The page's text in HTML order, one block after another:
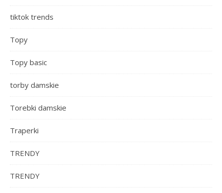
tiktok trends
Topy
Topy basic
torby damskie
Torebki damskie
Traperki
TRENDY
TRENDY